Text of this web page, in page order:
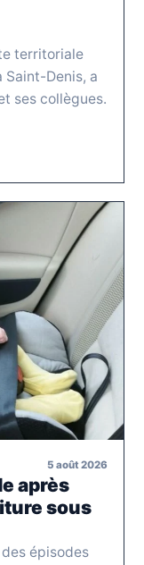
territoriale
Saint-Denis, a
ses collègues.
5 août 2026
après
sous
épisodes